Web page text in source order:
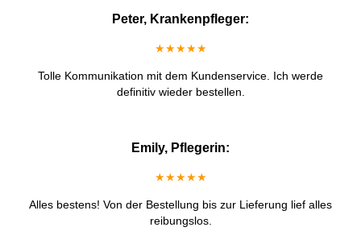
Peter, Krankenpfleger:
★★★★★
Tolle Kommunikation mit dem Kundenservice. Ich werde
definitiv wieder bestellen.
Emily, Pflegerin:
★★★★★
Alles bestens! Von der Bestellung bis zur Lieferung lief alles
reibungslos.